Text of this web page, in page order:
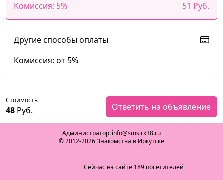
Комиссия: 5%
51 Руб.
Другие способы оплаты
Комиссия: от 5%
Стоимость
48 Руб. Ответить на объявление
Администратор: info@smsirk38.ru
© 2012-2026 Знакомства в Иркутске
Сейчас на сайте 189 посетителей